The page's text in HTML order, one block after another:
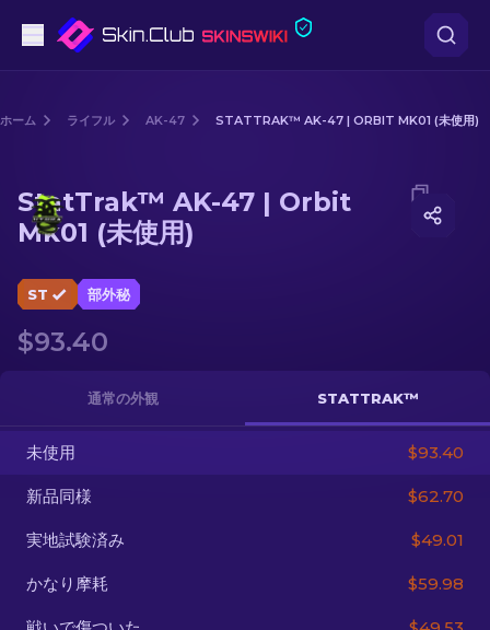
ライフル
ナイフ
JA
ホーム ライフル AK-47 STATTRAK™ AK-47 | ORBIT MK01 (未使用)
Media of StatTrak™ AK-47 | Orbit Mk01 (未使用)
StatTrak™ AK-47 | Orbit
Mk01 (未使用)
ST 部外秘
$93.40
通常の外観 STATTRAK™
未使用 $93.40
新品同様 $62.70
実地試験済み $49.01
かなり摩耗 $59.98